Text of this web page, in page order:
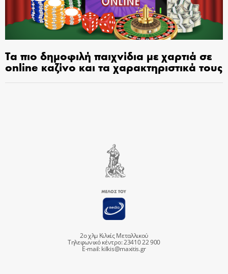
Τα πιο δημοφιλή παιχνίδια με χαρτιά σε
online καζίνο και τα χαρακτηριστικά τους
2ο χλμ Κιλκίς Μεταλλικού
Τηλεφωνικό κέντρο: 23410 22 900
E-mail:kilkis@maxitis.gr